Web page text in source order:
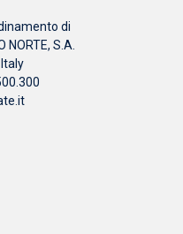
di
NORTE, S.A.